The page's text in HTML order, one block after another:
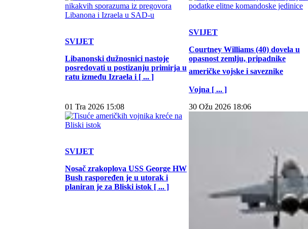
SVIJET
Libanonski dužnosnici nastoje
posredovati u postizanju primirja u
ratu između Izraela i [ ... ]
SVIJET
Courtney Williams (40) dovela u
opasnost zemlju, pripadnike
američke vojske i saveznike
Vojna [ ... ]
01 Tra 2026 15:08
SVIJET
Nosač zrakoplova USS George HW
Bush raspoređen je u utorak i
planiran je za Bliski istok [ ... ]
30 Ožu 2026 18:06